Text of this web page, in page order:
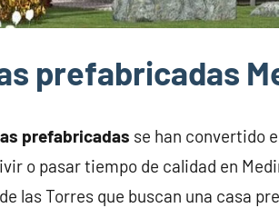
prefabricadas
prefabricadas se han convertido
o pasar tiempo de calidad en
las Torres que buscan una casa